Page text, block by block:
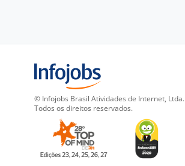
© Infojobs Brasil Atividades de Internet, Ltda.
Todos os direitos reservados.